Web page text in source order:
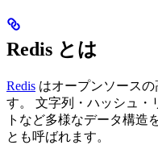
Redis とは
Redis はオープンソース
す。 文字列・ハッシュ・
トなど多様なデータ構造
とも呼ばれます。